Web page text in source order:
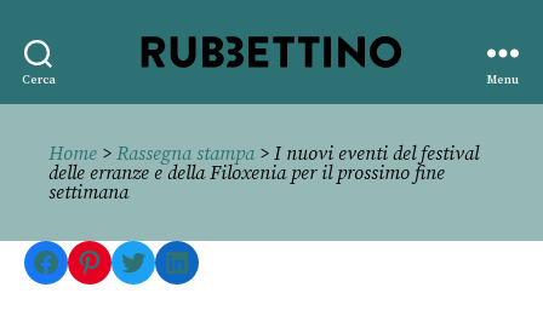
Cerca
editore
Menu
Home > Rassegna stampa> I nuovi eventi del festival
delle erranze e della Filoxenia per il prossimo fine
settimana
Facebook
Pinterest
TwitterLinkedIn